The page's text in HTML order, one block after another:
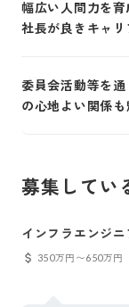
幅広い人間力を
社長が良きキャ
委員会活動等を
の心地よい関係も
募集してい
インフラエンジニ
350万円〜650万円